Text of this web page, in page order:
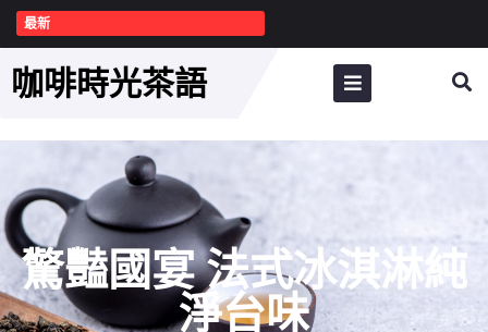
最新
咖啡時光茶語
驚豔國宴 法式冰淇淋純
淨台味